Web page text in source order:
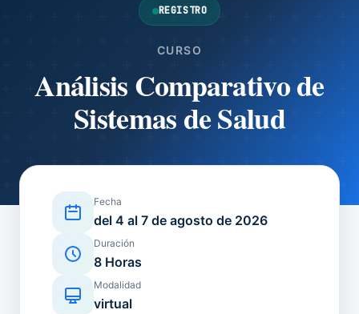
REGISTRO
CURSO
Análisis Comparativo de
Sistemas de Salud
Fecha
del 4 al 7 de agosto de 2026
Duración
8 Horas
Modalidad
virtual